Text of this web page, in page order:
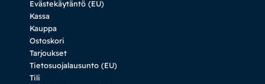
Evästekäytäntö (EU)
Kassa
Kauppa
Ostoskori
Tarjoukset
Tietosuojalausunto (EU)
Tili